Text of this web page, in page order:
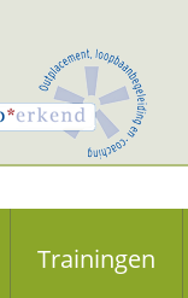
Trainingen